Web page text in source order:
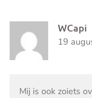
WCapi
19
Mij is ook zoiets